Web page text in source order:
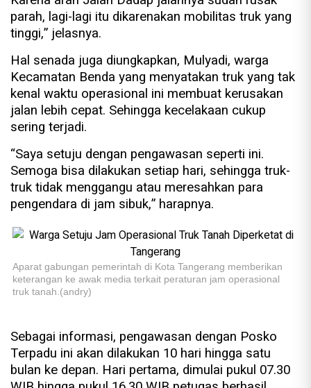
parah, lagi-lagi itu dikarenakan mobilitas truk yang
tinggi,” jelasnya.
Hal senada juga diungkapkan, Mulyadi, warga
Kecamatan Benda yang menyatakan truk yang tak
kenal waktu operasional ini membuat kerusakan
jalan lebih cepat. Sehingga kecelakaan cukup
sering terjadi.
“Saya setuju dengan pengawasan seperti ini.
Semoga bisa dilakukan setiap hari, sehingga truk-
truk tidak menggangu atau meresahkan para
pengendara di jam sibuk,” harapnya.
Aparat gabungan pemerintah di Kota Tangerang memberikan
keterangan ke awak media terkait peraturan jam operasional
truk tanah.(andry)
Sebagai informasi, pengawasan dengan Posko
Terpadu ini akan dilakukan 10 hari hingga satu
bulan ke depan. Hari pertama, dimulai pukul 07.30